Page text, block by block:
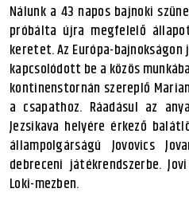
Nálunk a 43 napos bajnoki
próbálta újra megfelelő
keretet. Az Európa-
kapcsolódott be a közös
kontinenstornán szereplő
a csapathoz. Ráadásul az
Jezsikava helyére érkező
állampolgárságú Jovovics
debreceni játékrendszerbe.
Loki-mezben.